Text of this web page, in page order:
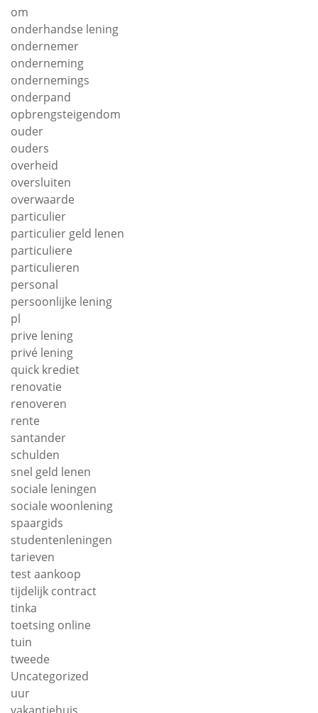
om
onderhandse lening
ondernemer
onderneming
ondernemings
onderpand
opbrengsteigendom
ouder
ouders
overheid
oversluiten
overwaarde
particulier
particulier geld lenen
particuliere
particulieren
personal
persoonlijke lening
pl
prive lening
privé lening
quick krediet
renovatie
renoveren
rente
santander
schulden
snel geld lenen
sociale leningen
sociale woonlening
spaargids
studentenleningen
tarieven
test aankoop
tijdelijk contract
tinka
toetsing online
tuin
tweede
Uncategorized
uur
vakantiehuis